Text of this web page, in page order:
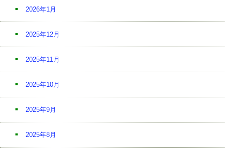
2026年1月
2025年12月
2025年11月
2025年10月
2025年9月
2025年8月